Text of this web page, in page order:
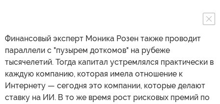
Финансовый эксперт Моника Розен также проводит
параллели с "пузырем доткомов" на рубеже
тысячелетий. Тогда капитал устремлялся практически в
каждую компанию, которая имела отношение к
Интернету — сегодня это компании, которые делают
ставку на ИИ. В то же время рост рисковых премий по